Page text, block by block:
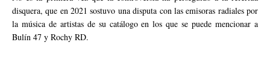
disquera, que en 2021 sostuvo una disputa con las emisoras radiales por
la música de artistas de su catálogo en los que se puede mencionar a
Bulín 47 y Rochy RD.